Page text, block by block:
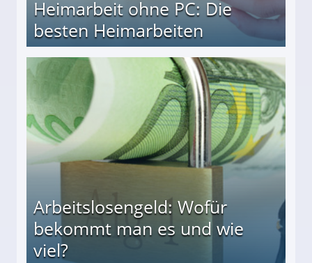
Heimarbeit ohne PC: Die
besten Heimarbeiten
Arbeitslosengeld: Wofür
bekommt man es und wie
viel?